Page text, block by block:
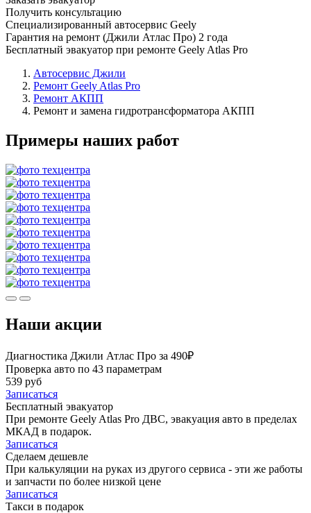
Получить консультацию
Специализированный автосервис Geely
Гарантия на ремонт (Джили Атлас Про) 2 года
Бесплатный эвакуатор при ремонте Geely Atlas Pro
Автосервис Джили
Ремонт Geely Atlas Pro
Ремонт АКПП
Ремонт и замена гидротрансформатора АКПП
Примеры наших работ
Наши акции
Диагностика Джили Атлас Про за 490₽
Проверка авто по 43 параметрам
539 руб
Записаться
Бесплатный эвакуатор
При ремонте Geely Atlas Pro ДВС, эвакуация авто в пределах
МКАД в подарок.
Записаться
Сделаем дешевле
При калькуляции на руках из другого сервиса - эти же работы
и запчасти по более низкой цене
Записаться
Такси в подарок